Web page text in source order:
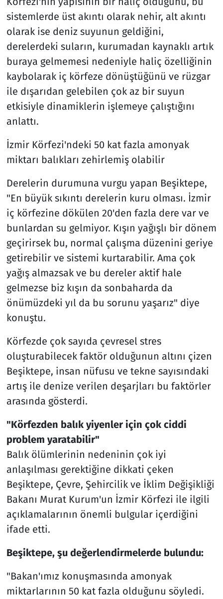
sistemlerde üst akıntı olarak nehir, alt akıntı
olarak ise deniz suyunun geldiğini,
derelerdeki suların, kurumadan kaynaklı artık
buraya gelmemesi nedeniyle haliç özelliğinin
kaybolarak iç körfeze dönüştüğünü ve rüzgar
ile dışarıdan gelebilen çok az bir suyun
etkisiyle dinamiklerin işlemeye çalıştığını
anlattı.
İzmir Körfezi'ndeki 50 kat fazla amonyak
miktarı balıkları zehirlemiş olabilir
Derelerin durumuna vurgu yapan Beşiktepe,
"En büyük sıkıntı derelerin kuru olması. İzmir
iç körfezine dökülen 20'den fazla dere var ve
bunlardan su gelmiyor. Kışın yağışlı bir dönem
geçirirsek bu, normal çalışma düzenini geriye
getirebilir ve sistemi kurtarabilir. Ama çok
yağış almazsak ve bu dereler aktif hale
gelmezse biz kışın da sonbaharda da
önümüzdeki yıl da bu sorunu yaşarız" diye
konuştu.
Körfezde çok sayıda çevresel stres
oluşturabilecek faktör olduğunun altını çizen
Beşiktepe, insan nüfusu ve tekne sayısındaki
artış ile denize verilen deşarjları bu faktörler
arasında gösterdi.
"Körfezden balık yiyenler için çok ciddi
problem yaratabilir"
Balık ölümlerinin nedeninin çok iyi
anlaşılması gerektiğine dikkati çeken
Beşiktepe, Çevre, Şehircilik ve İklim Değişikliği
Bakanı Murat Kurum'un İzmir Körfezi ile ilgili
açıklamalarının önemli bulgular içerdiğini
ifade etti.
Beşiktepe, şu değerlendirmelerde bulundu:
"Bakan'ımız konuşmasında amonyak
miktarlarının 50 kat fazla olduğunu söyledi.